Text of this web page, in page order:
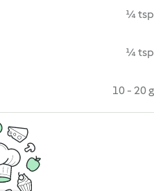
¼ tsp
¼ tsp
10 - 20 g